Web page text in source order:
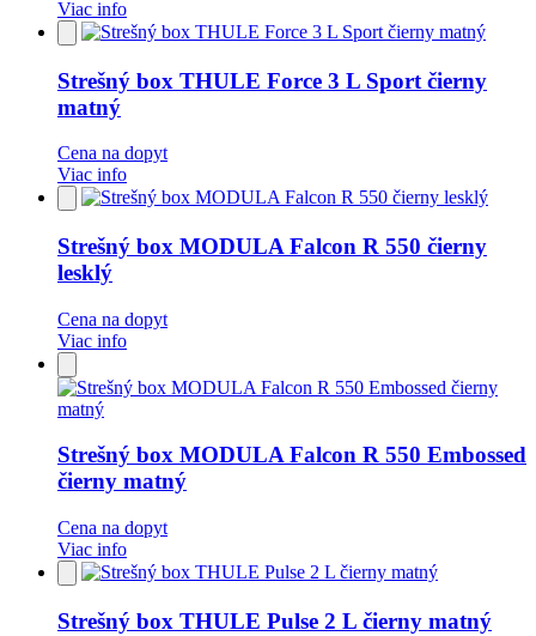
Viac info
Pridať
do
Strešný box THULE Force 3 L Sport čierny
matný
Cena na dopyt
Viac info
Pridať
do
obľúbených
Strešný box MODULA Falcon R 550 čierny
lesklý
Cena na dopyt
Viac info
do
obľúbených
Strešný box MODULA Falcon R 550 Embossed
čierny matný
Cena na dopyt
Viac info
Pridať
do
obľúbených
Strešný box THULE Pulse 2 L čierny matný